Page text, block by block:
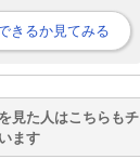
きるか見てみる
見た人はこちらもチ
ます